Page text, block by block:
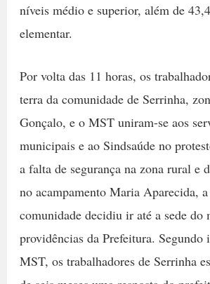
níveis médio e superior, além de
elementar.
Por volta das 11 horas, os
terra da comunidade de Serrinha,
Gonçalo, e o MST uniram-se aos
municipais e ao Sindsaúde no
a falta de segurança na zona rural e
no acampamento Maria Aparecida,
comunidade decidiu ir até a sede
providências da Prefeitura. Segundo
MST, os trabalhadores de Serrinha